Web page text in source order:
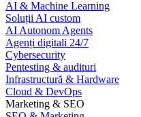
AI & Machine Learning
Soluții AI custom
AI Autonom Agents
Agenți digitali 24/7
Cybersecurity
Pentesting & audituri
Infrastructură & Hardware
Cloud & DevOps
Marketing & SEO